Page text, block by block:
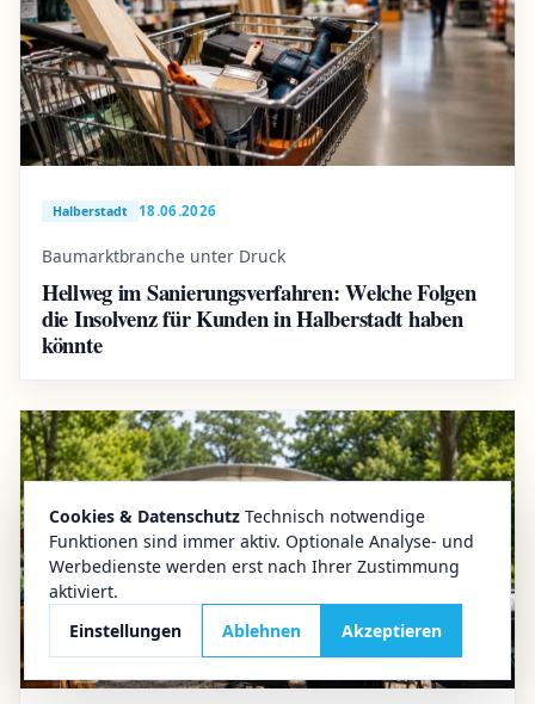
Cookies & Datenschutz Technisch notwendige
Funktionen sind immer aktiv. Optionale Analyse- und
Werbedienste werden erst nach Ihrer Zustimmung
aktiviert.
Einstellungen
Ablehnen Akzeptieren
Halberstadt 18.06.2026
Baumarktbranche unter Druck
Hellweg im Sanierungsverfahren: Welche Folgen
die Insolvenz für Kunden in Halberstadt haben
könnte